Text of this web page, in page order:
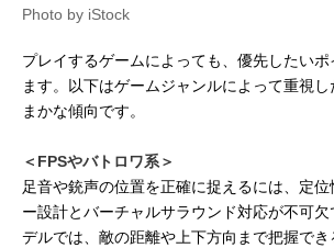
Photo by iStock
プレイするゲームによっても、優先したいポ
ます。以下はゲームジャンルによって重視
まかな傾向です。
＜FPSやバトロワ系＞
足音や銃声の位置を正確に捉えるには、定
ー設計とバーチャルサラウンド対応が不可
デルでは、敵の距離や上下方向まで把握で